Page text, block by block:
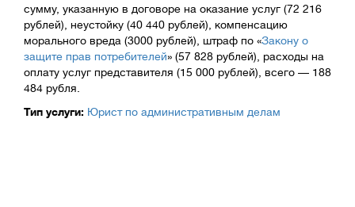
сумму, указанную в договоре на оказание услуг (72 216
рублей), неустойку (40 440 рублей), компенсацию
морального вреда (3000 рублей), штраф по «Закону о
защите прав потребителей» (57 828 рублей), расходы на
оплату услуг представителя (15 000 рублей), всего — 188
484 рубля.
Тип услуги: Юрист по административным делам